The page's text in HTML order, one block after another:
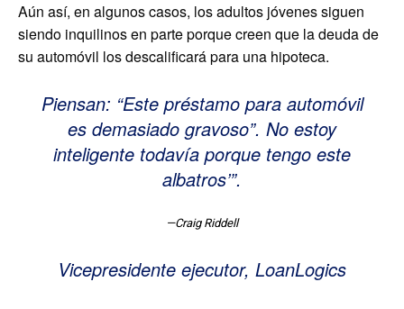
Aún así, en algunos casos, los adultos jóvenes siguen
siendo inquilinos en parte porque creen que la deuda de
su automóvil los descalificará para una hipoteca.
Piensan: “Este préstamo para automóvil
es demasiado gravoso”. No estoy
inteligente todavía porque tengo este
albatros’”.
—Craig Riddell
Vicepresidente ejecutor, LoanLogics